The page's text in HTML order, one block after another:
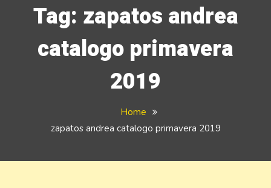
Tag: zapatos andrea
catalogo primavera
2019
Home
zapatos andrea catalogo primavera 2019